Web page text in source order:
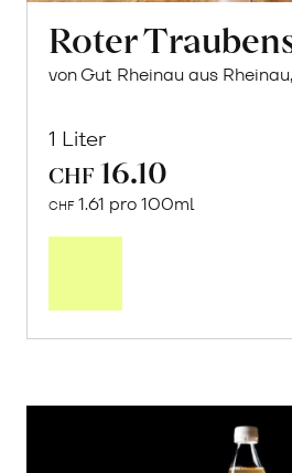
Roter
von Gut Rheinau aus
1 Liter
CHF 16.10
CHF 1.61 pro 100ml